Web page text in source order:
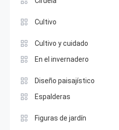
Cultivo
Cultivo y cuidado
En el invernadero
Diseño paisajístico
Espalderas
Figuras de jardín